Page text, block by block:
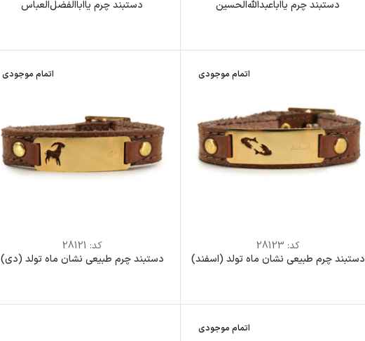
دستبند چرم یااباعبدالله‌الحسین
دستبند چرم یااباالفضل‌العباس
اتمام موجودی
کد: 28123
دستبند چرم طبیعی نشان ماه تولد (اسفند)
اتمام موجودی
کد: 28121
دستبند چرم طبیعی نشان ماه تولد (دی)
اتمام موجودی